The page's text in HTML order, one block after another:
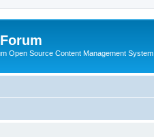
Open Source Content Management System